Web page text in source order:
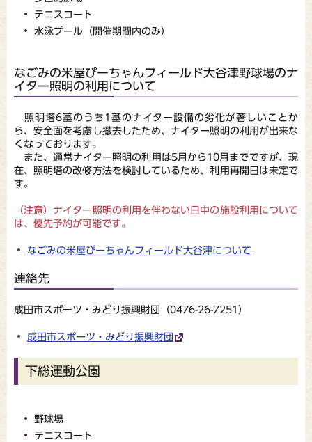
テニスコート
水泳プール（開催期間内のみ）
なごみの米屋ぴーちゃんフィールド大谷津野球場のナ
イター照明の利用について
照明塔6基のうち1基のナイター設備の劣化が著しいことか
ら、安全面を考慮し撤去したため、ナイター照明の利用が出来な
くなっております。
また、通常ナイター照明の利用は5月から10月までですが、現
在、照明塔の改修方法を検討しているため、利用再開日は未定で
す。
（注意）ナイター照明の利用を伴わない日中の施設利用について
は、優先予約が可能です。
なごみの米屋ぴーちゃんフィールド大谷津について
連絡先
成田市スポーツ・みどり振興財団（0476-26-7251）
成田市スポーツ・みどり振興財団
下総運動公園
野球場
テニスコート